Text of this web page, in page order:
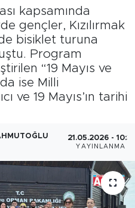
kapsamında
gençler, Kızılırmak
bisiklet turuna
Program
“19 Mayıs ve
ise Milli
ve 19 Mayıs’ın tarihi
21.05.2026 - 10:31
YAYINLANMA